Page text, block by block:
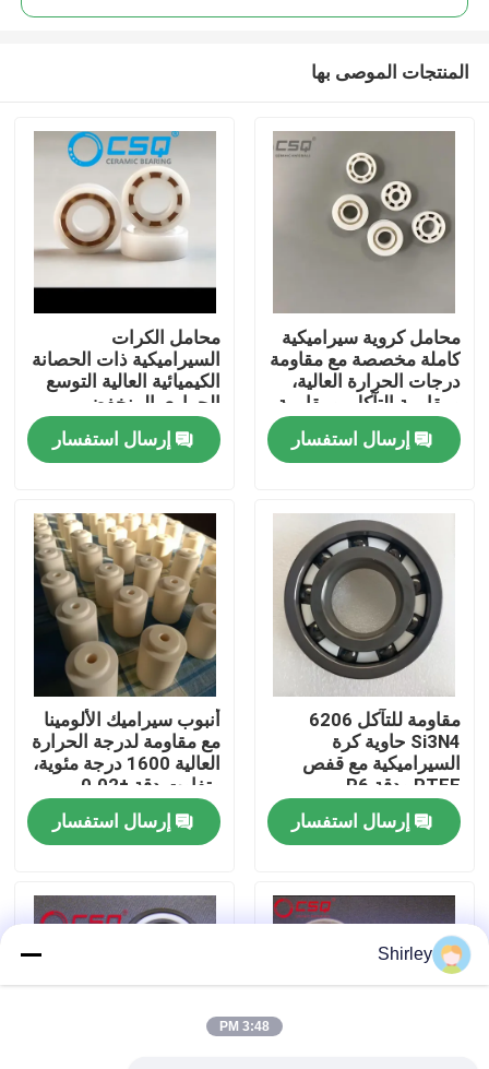
منزل
عرض الواقع الافتراضي
معلومات عنا
جولة في المعمل
رقابة جودة
اتصل بنا
اطلب اقتباس
محامل كروية سيراميك
المنتجات الموصى بها
محامل كروية سيراميكية
كاملة مخصصة مع مقاومة
درجات الحرارة العالية،
ومقاومة التآكل، ومقاومة
التآكل
إرسال استفسار
محامل الكرات
السيراميكية ذات الحصانة
الكيميائية العالية التوسع
الحراري المنخفض
والعمل الصامت للأجهزة
الجوية والفضاء والطبية
إرسال استفسار
مقاومة للتآكل 6206
Si3N4 حاوية كرة
السيراميكية مع قفص
PTFE ودقة P6
إرسال استفسار
أنبوب سيراميك الألومينا
مع مقاومة لدرجة الحرارة
العالية 1600 درجة مئوية،
ومقاومة عزل > 10¹² أوم
للتطبيقات الصناعية
إرسال استفسار
Shirley
3:48 PM